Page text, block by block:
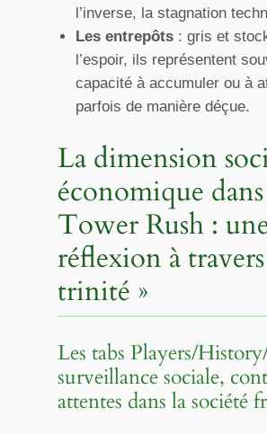
l’inverse, la stagnation
Les entrepôts: gris et
l’espoir, ils représentent
capacité à accumuler ou à
parfois de manière déçue.
La dimension
économique dans
Tower Rush :
réflexion à travers
trinité »
Les tabs Players/
surveillance sociale,
attentes dans la société